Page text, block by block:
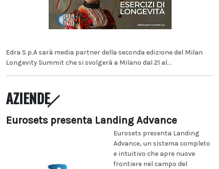
Edra S.p.A sarà media partner della seconda edizione del Milan
Longevity Summit che si svolgerà a Milano dal 21 al...
AZIENDE
Eurosets presenta Landing Advance
Eurosets presenta Landing
Advance, un sistema completo
e intuitivo che apre nuove
frontiere nel campo del